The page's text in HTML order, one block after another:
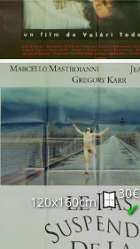
120x160cm
30€
✔